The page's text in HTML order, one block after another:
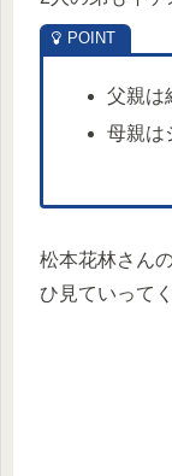
父親は
母親は
松本花林さん
ひ見ていって